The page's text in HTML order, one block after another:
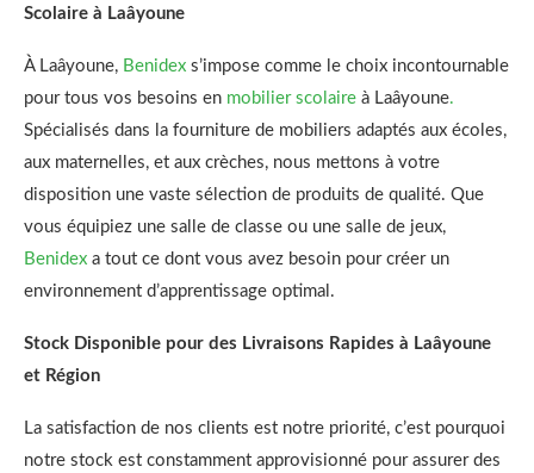
Scolaire à Laâyoune
À Laâyoune, Benidex s’impose comme le choix incontournable
pour tous vos besoins en mobilier scolaire à Laâyoune.
Spécialisés dans la fourniture de mobiliers adaptés aux écoles,
aux maternelles, et aux crèches, nous mettons à votre
disposition une vaste sélection de produits de qualité. Que
vous équipiez une salle de classe ou une salle de jeux,
Benidex a tout ce dont vous avez besoin pour créer un
environnement d’apprentissage optimal.
Stock Disponible pour des Livraisons Rapides à Laâyoune
et Région
La satisfaction de nos clients est notre priorité, c’est pourquoi
notre stock est constamment approvisionné pour assurer des